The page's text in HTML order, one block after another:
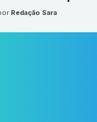
Redação Sara